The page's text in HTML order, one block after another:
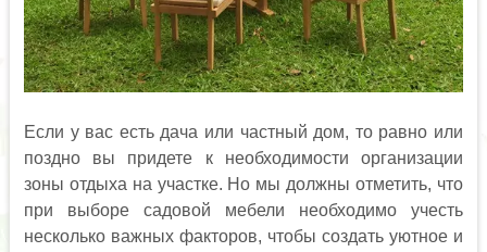
Если у вас есть дача или частный дом, то равно или
поздно вы придете к необходимости организации
зоны отдыха на участке. Но мы должны отметить, что
при выборе садовой мебели необходимо учесть
несколько важных факторов, чтобы создать уютное и